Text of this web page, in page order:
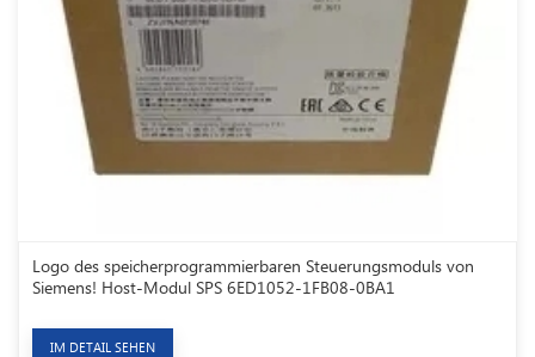
Logo des speicherprogrammierbaren Steuerungsmoduls von
Siemens! Host-Modul SPS 6ED1052-1FB08-0BA1
IM DETAIL SEHEN